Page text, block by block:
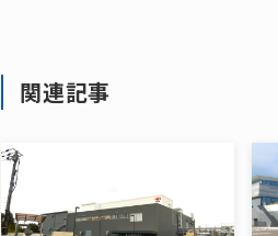
関連記事